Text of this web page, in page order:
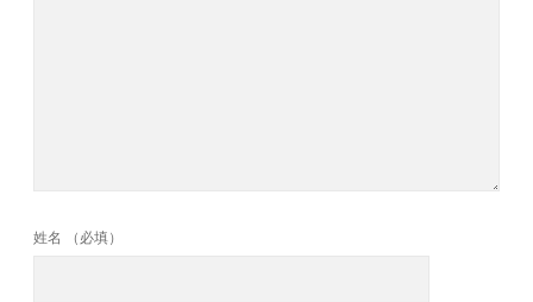
姓名 （必填）